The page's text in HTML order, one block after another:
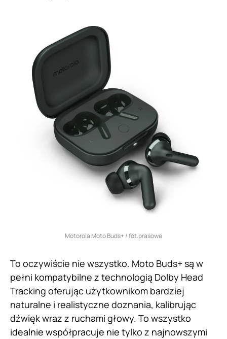
Motorola Moto Buds+ / fot.prasowe
To oczywiście nie wszystko. Moto Buds+ są w
pełni kompatybilne z technologią Dolby Head
Tracking oferując użytkownikom bardziej
naturalne i realistyczne doznania, kalibrując
dźwięk wraz z ruchami głowy. To wszystko
idealnie współpracuje nie tylko z najnowszymi